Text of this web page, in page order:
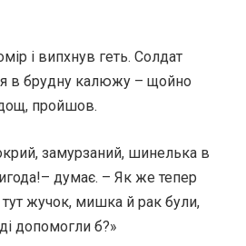
і випхнув геть. Солдат
в брудну калюжу – щойно
пройшов.
замурзаний, шинелька в
думає. – Як же тепер
жучок, мишка й рак були,
допомогли б?»